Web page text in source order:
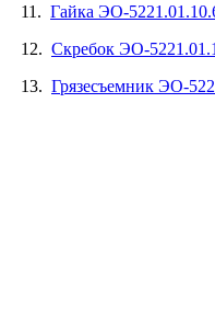
11. Гайка ЭО-
12. Скребок ЭО-
13. Грязесъемник ЭО-